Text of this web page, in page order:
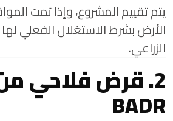
يتم تقييم المشروع، وإذا تمت
الأرض بشرط الاستغلال الفعلي
الزراعي.
2. قرض فلاحي
BADR